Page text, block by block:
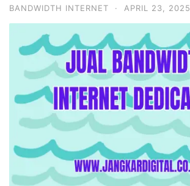
BANDWIDTH INTERNET · APRIL 23, 2025